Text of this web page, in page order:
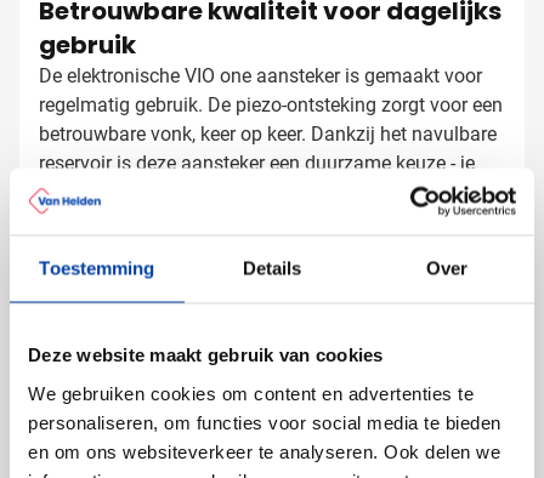
Toestemming Details Over
Deze website maakt gebruik van cookies
We gebruiken cookies om content en advertenties te
personaliseren, om functies voor social media te bieden
en om ons websiteverkeer te analyseren. Ook delen we
Betrouwbare kwaliteit voor dagelijks
gebruik
De elektronische VIO one aansteker is gemaakt voor
regelmatig gebruik. De piezo-ontsteking zorgt voor een
betrouwbare vonk, keer op keer. Dankzij het navulbare
reservoir is deze aansteker een duurzame keuze - je
relaties hoeven niet steeds wegwerpaanstekers te
kopen, maar kunnen hun VIO one met jouw logo
Aanstekers laten bedrukken met
VIO one aanstekers precies zoals jij dat wilt:
Met een tekst of slogan voor extra impact
In grote of kleine oplages, altijd met dezelfde hoge
kwaliteit